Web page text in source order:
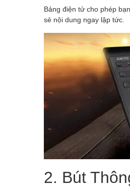
Bảng điện tử cho phép
sẻ nội dung ngay lập tức.
2. Bút